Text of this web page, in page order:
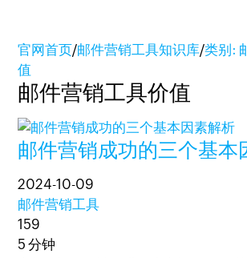
官网首页/邮件营销工具知识库/类别:
值
邮件营销工具价值
邮件营销成功的三个基本
2024-10-09
邮件营销工具
159
5 分钟